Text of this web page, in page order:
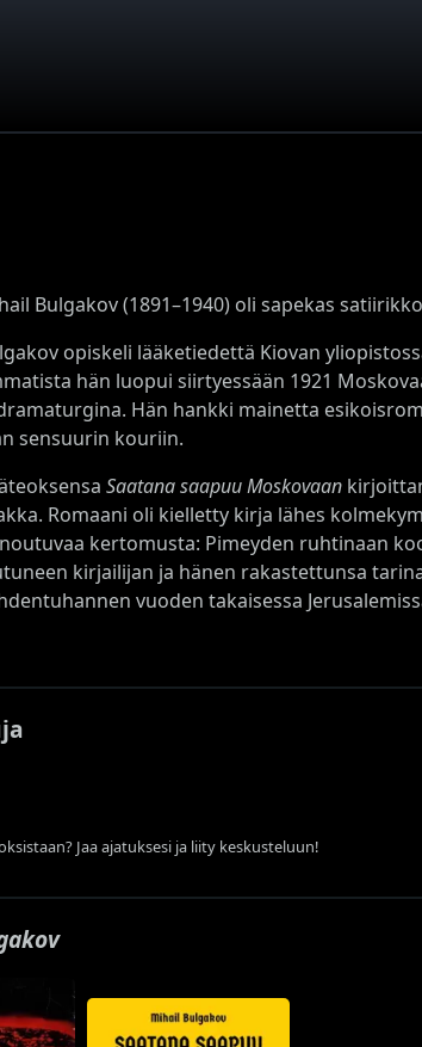
Bulgakov (1891–1940) oli sapekas
opiskeli lääketiedettä Kiovan
hän luopui siirtyessään 1921
Hän hankki mainetta
sensuurin kouriin.
Saatana saapuu Moskovaan
Romaani oli kielletty kirja lähes
kertomusta: Pimeyden ruhtinaan
kirjailijan ja hänen rakastettunsa
vuoden takaisessa
Jaa ajatuksesi ja liity keskusteluun!